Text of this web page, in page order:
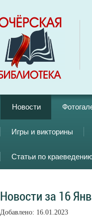
Новости
Игры и викторины
Статьи по
Новости за 16
Добавлено: 16.01.2023